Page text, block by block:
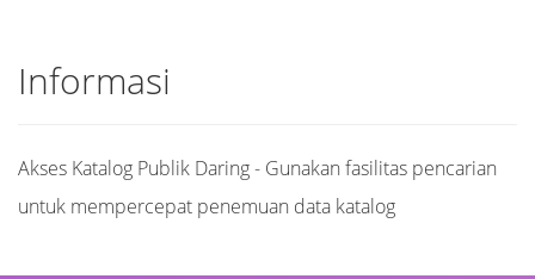
Informasi
Akses Katalog Publik Daring - Gunakan fasilitas pencarian
untuk mempercepat penemuan data katalog